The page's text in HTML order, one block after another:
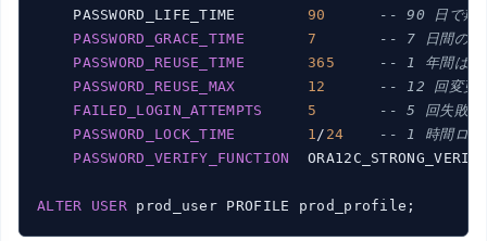
    PASSWORD_LIFE_TIME
90
-- 90 日で期
PASSWORD_GRACE_TIME
7
-- 7 日間の猶
PASSWORD_REUSE_TIME
365
-- 1 年間は同
PASSWORD_REUSE_MAX
12
-- 12 回変更す
FAILED_LOGIN_ATTEMPTS
5
-- 5 回失敗で
PASSWORD_LOCK_TIME
1 / 24
-- 1 時間ロッ
PASSWORD_VERIFY_FUNCTION
ALTER USER